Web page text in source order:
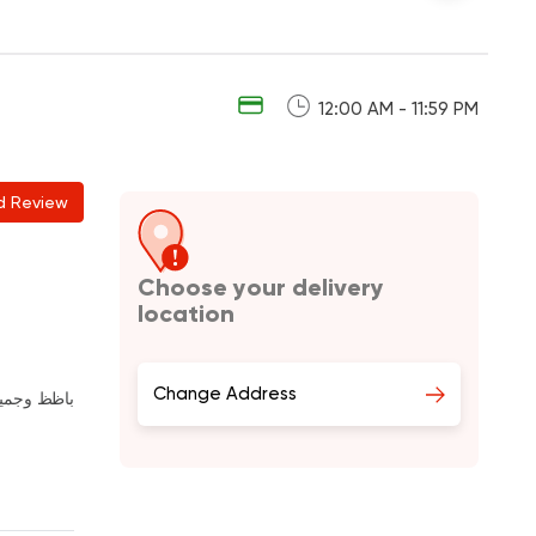
12:00 AM - 11:59 PM
Review
باظظ
Choose your delivery
location
Change Address